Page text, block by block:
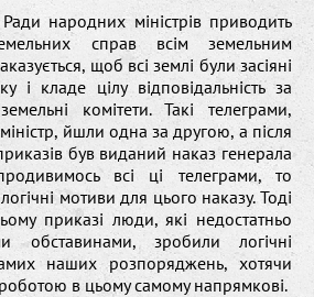
народних міністрів приводить
справ всім земельним
щоб всі землі були засіяні
і кладе цілу відповідальність за
комітети. Такі телеграми,
йшли одна за другою, а після
був виданий наказ генерала
всі ці телеграми, то
мотиви для цього наказу. Тоді
приказі люди, які недостатньо
обставинами, зробили логічні
наших розпоряджень, хотячи
в цьому самому напрямкові.